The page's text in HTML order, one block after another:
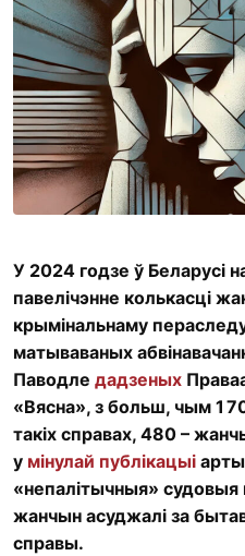
У 2024 годзе ў Беларусі
павелічэнне колькасці
крымінальнаму
матываваных
Паводле дадзеных
«Вясна», з больш, чым 1
такіх справах, 480 –
у мінулай публікацыі
«непалітычныя»
жанчын асуджалі за
справы.